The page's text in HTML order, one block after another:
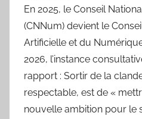
En 2025, le Conseil
(CNNum) devient le
Artificielle et du
2026, l’instance
rapport : Sortir de la
respectable, est de «
nouvelle ambition pour le